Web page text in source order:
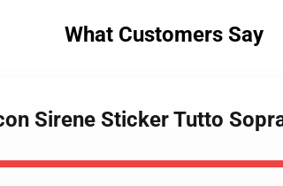
What Customers Say
Sirene Sticker Tutto